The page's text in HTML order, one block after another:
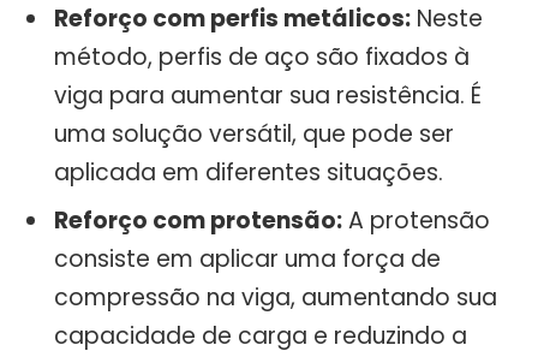
Reforço com perfis metálicos: Neste
método, perfis de aço são fixados à
viga para aumentar sua resistência. É
uma solução versátil, que pode ser
aplicada em diferentes situações.
Reforço com protensão:A protensão
consiste em aplicar uma força de
compressão na viga, aumentando sua
capacidade de carga e reduzindo a